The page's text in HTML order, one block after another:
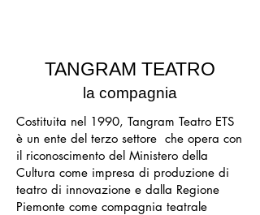
TANGRAM TEATRO
la compagnia
Costituita nel 1990, Tangram Teatro ETS
è un ente del terzo settore che opera con
il riconoscimento del Ministero della
Cultura come impresa di produzione di
teatro di innovazione e dalla Regione
Piemonte come compagnia teatrale